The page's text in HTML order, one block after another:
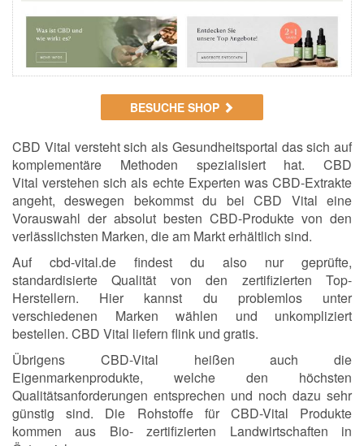
BESUCHE SHOP
CBD Vital versteht sich als Gesundheitsportal das sich auf
komplementäre Methoden spezialisiert hat. CBD
Vital verstehen sich als echte Experten was CBD-Extrakte
angeht, deswegen bekommst du bei CBD Vital eine
Vorauswahl der absolut besten CBD-Produkte von den
verlässlichsten Marken, die am Markt erhältlich sind.
Auf cbd-vital.de findest du also nur geprüfte,
standardisierte Qualität von den zertifizierten Top-
Herstellern. Hier kannst du problemlos unter
verschiedenen Marken wählen und unkompliziert
bestellen. CBD Vital liefern flink und gratis.
Übrigens CBD-Vital heißen auch die
Eigenmarkenprodukte, welche den höchsten
Qualitätsanforderungen entsprechen und noch dazu sehr
günstig sind. Die Rohstoffe für CBD-Vital Produkte
kommen aus Bio- zertifizierten Landwirtschaften in